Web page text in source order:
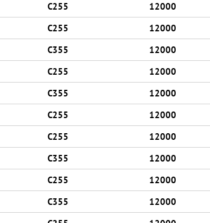
С255 12000
С255 12000
С355 12000
С255 12000
С355 12000
С255 12000
С255 12000
С355 12000
С255 12000
С355 12000